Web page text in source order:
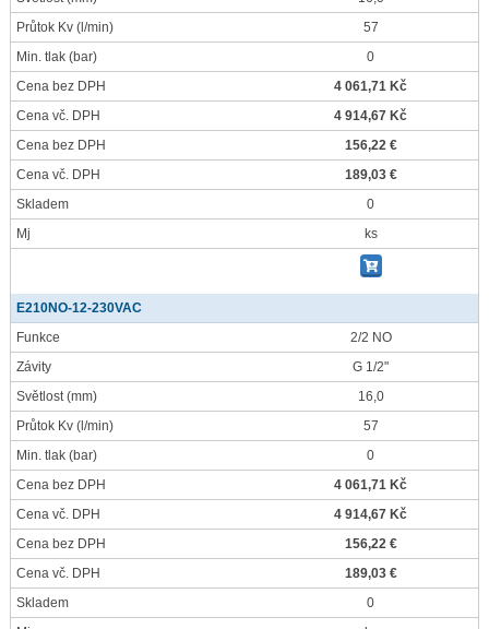
Průtok Kv (l/min)
57
Min. tlak (bar)
0
Cena bez DPH
4 061,71 Kč
Cena vč. DPH
4 914,67 Kč
Cena bez DPH
156,22 €
Cena vč. DPH
189,03 €
Skladem
0
Mj
ks
E210NO-12-230VAC
Funkce
2/2 NO
Závity
G 1/2"
Světlost(mm)
16,0
Průtok Kv (l/min)
57
Min. tlak (bar)
0
Cena bez DPH
4 061,71 Kč
Cena vč. DPH
4 914,67 Kč
Cena bez DPH
156,22 €
Cena vč. DPH
189,03 €
Skladem
0